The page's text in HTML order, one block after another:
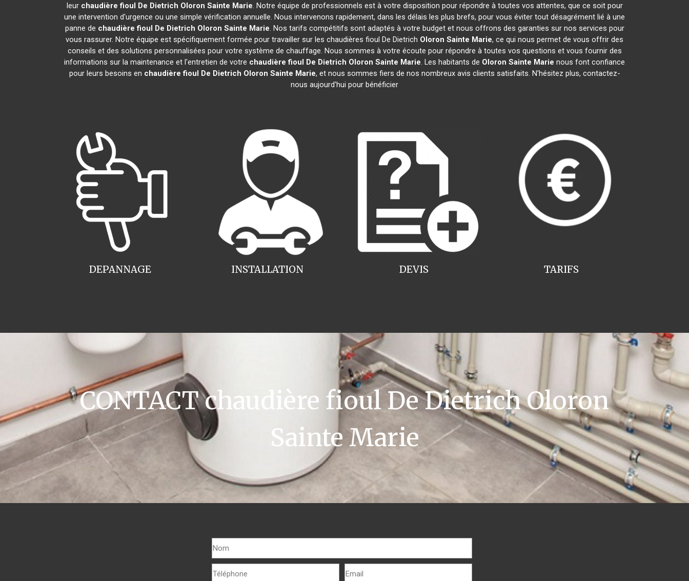
leur chaudière fioul De Dietrich Oloron Sainte Marie. Notre équipe de professionnels est à votre disposition pour répondre à toutes vos attentes, que ce soit pour
une intervention d'urgence ou une simple vérification annuelle. Nous intervenons rapidement, dans les délais les plus brefs, pour vous éviter tout désagrément lié à une
panne de chaudière fioul De Dietrich Oloron Sainte Marie. Nos tarifs compétitifs sont adaptés à votre budget et nous offrons des garanties sur nos services pour
vous rassurer. Notre équipe est spécifiquement formée pour travailler sur les chaudières fioul De Dietrich Oloron Sainte Marie, ce qui nous permet de vous offrir des
conseils et des solutions personnalisées pour votre système de chauffage. Nous sommes à votre écoute pour répondre à toutes vos questions et vous fournir des
informations sur la maintenance et l'entretien de votre chaudière fioul De Dietrich Oloron Sainte Marie. Les habitants de Oloron Sainte Marie nous font confiance
pour leurs besoins en chaudière fioul De Dietrich Oloron Sainte Marie, et nous sommes fiers de nos nombreux avis clients satisfaits. N'hésitez plus, contactez-
nous aujourd'hui pour bénéficier
INSTALLATION
DEPANNAGE TARIFS
DEVIS
CONTACT chaudière fioul De Dietrich Oloron
Sainte Marie